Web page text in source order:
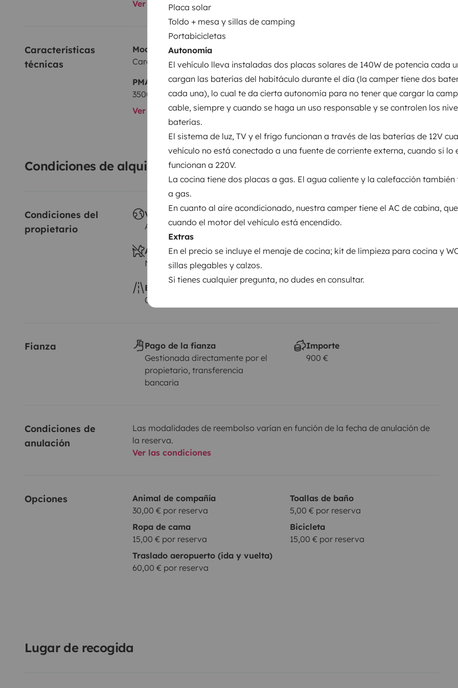
Placa solar
Toldo + mesa y sillas de camping
Portabicicletas
Autonomía
El vehículo lleva instaladas dos placas solares de 140W de potencia cada
cargan las baterías del habitáculo durante el día (la camper tiene dos
cada una), lo cual te da cierta autonomía para no tener que cargar la
cable, siempre y cuando se haga un uso responsable y se controlen los
baterías.
El sistema de luz, TV y el frigo funcionan a través de las baterías de 12V
vehículo no está conectado a una fuente de corriente externa, cuando si lo
funcionan a 220V.
La cocina tiene dos placas a gas. El agua caliente y la calefacción también
a gas.
En cuanto al aire acondicionado, nuestra camper tiene el AC de cabina,
cuando el motor del vehículo está encendido.
Extras
En el precio se incluye el menaje de cocina; kit de limpieza para cocina y
sillas plegables y calzos.
Si tienes cualquier pregunta, no dudes en consultar.
Ver todos los equipamientos
Características
técnicas
Modelo
Carado
2025
PMA:
3500 kg
Altura
2,84 m
Ver todas las características
Condiciones de alquiler
Condiciones del
propietario
Viajes al extranjero
Autorizado
Carnet de conducir
Carnet B
Animales a bordo
No autorizado
Se permite fumar
Exceso de kilometraje
0,30 € por km adicional
Fianza
Pago de la fianza
Gestionada directamente por el
propietario, transferencia
bancaria
Importe
900 €
Condiciones de
anulación
Las modalidades de reembolso varían en función de la fecha de anulación de
la reserva.
Ver las condiciones
Opciones
Animal de compañía
30,00 € por reserva
Toallas de baño
5,00 € por reserva
Ropa de cama
15,00 € por reserva
Bicicleta
15,00 € por reserva
Traslado aeropuerto (ida y vuelta)
60,00 € por reserva
Lugar de recogida